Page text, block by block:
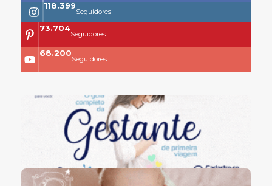
118.399
Seguidores
73.704
Seguidores
68.200
Seguidores